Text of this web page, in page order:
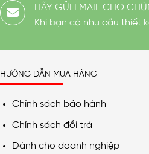
HÃY GỬI EMAIL CHO
Khi bạn có nhu cầu thiết
HƯỚNG DẪN MUA HÀNG
Chính sách bảo hành
Chính sách đổi trả
Dành cho doanh nghiệp